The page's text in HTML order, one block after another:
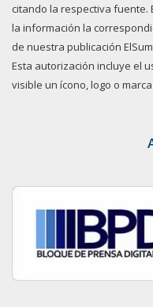
citando la respectiva fuente.
la información la
de nuestra publicación
Esta autorización incluye el
visible un ícono, logo o